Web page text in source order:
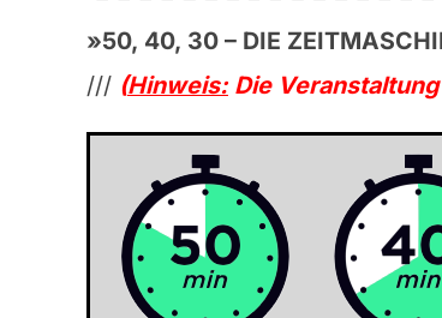
»50, 40, 30 – DIE
/// (Hinweis: Die